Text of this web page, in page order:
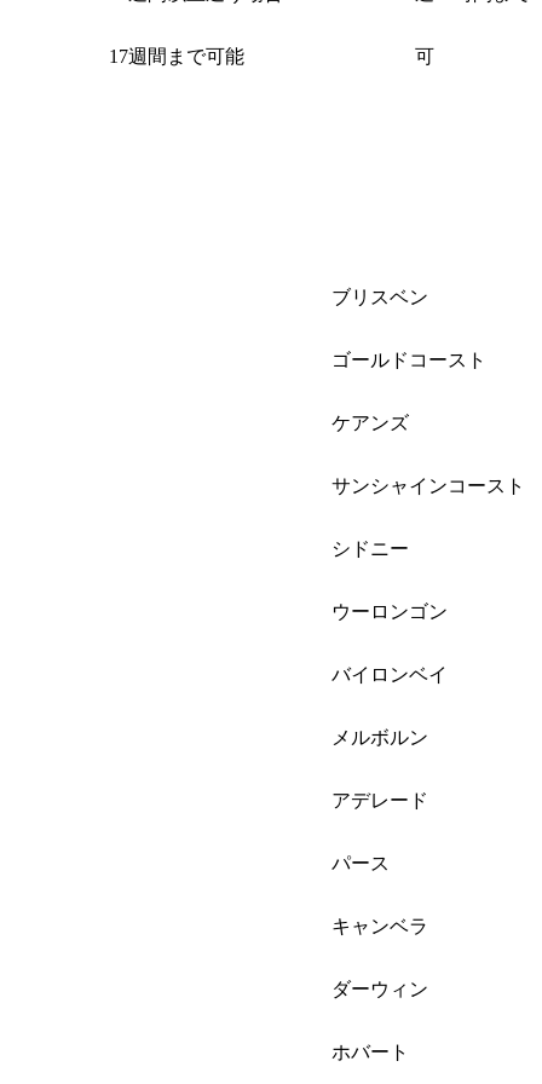
17週間まで可能 可
ブリスベン
ゴールドコースト
ケアンズ
サンシャインコースト
シドニー
ウーロンゴン
バイロンベイ
メルボルン
アデレード
パース
キャンベラ
ダーウィン
ホバート